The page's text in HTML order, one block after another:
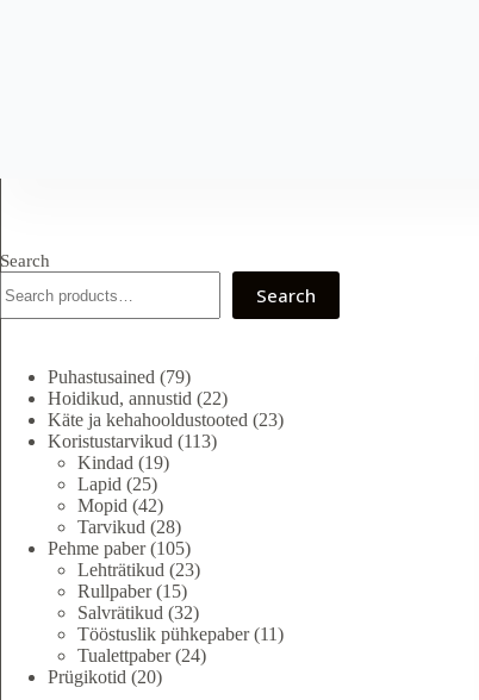
Search
Search
Puhastusained 7979
toodet
Hoidikud, annustid 2222
toodet
Käte ja kehahooldustooted 2323
Koristustarvikud 113113
Kindad 1919
Lapid 2525
toodet
Mopid 4242
toodet
Tarvikud 2828
toodet
Pehme paber 105105
toodet
Lehträtikud 2323
Rullpaber 1515
toodet
Salvrätikud 3232
toodet
Tööstuslik pühkepaber 1111
Tualettpaber 2424
Prügikotid 2020